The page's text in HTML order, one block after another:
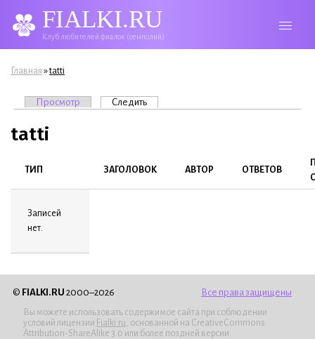
FIALKI.RU
Клуб любителей фиалок (сенполий)
Вы здесь
Главная »tatti
Главные вкладки
Просмотр Следить(активная вкладка)
tatti
ТИП ЗАГОЛОВОК АВТОР ОТВЕТОВ
Записей
нет.
© FIALKI.RU 2000–2026 Все права защищены
Вы можете использовать содержимое сайта при соблюдении
условий лицензии Fialki.ru , основанной на CreativeCommons
Attribution-ShareAlike 3.0 или более поздней версии.